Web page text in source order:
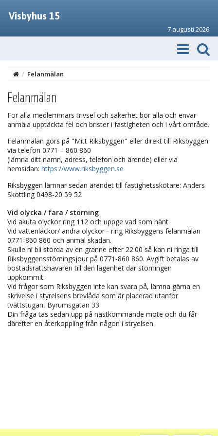
Visbyhus 15
7 augusti 2026
/ Felanmälan
Felanmälan
För alla medlemmars trivsel och säkerhet bör alla och envar
anmäla upptäckta fel och brister i fastigheten och i vårt område.
Felanmälan görs på "Mitt Riksbyggen" eller direkt till Riksbyggen
via telefon 0771 – 860 860
(lämna ditt namn, adress, telefon och ärende) eller via
hemsidan: https://www.riksbyggen.se
Riksbyggen lämnar sedan ärendet till fastighetsskötare: Anders
Skottling 0498-20 59 52
Vid olycka / fara / störning
Vid akuta olyckor ring 112 och uppge vad som hänt.
Vid vattenläckor/ andra olyckor - ring Riksbyggens felanmälan
0771-860 860 och anmäl skadan.
Skulle ni bli störda av en granne efter 22.00 så kan ni ringa till
Riksbyggensstörningsjour på 0771-860 860. Avgift betalas av
bostadsrättshavaren till den lägenhet där störningen
uppkommit.
Vid frågor som Riksbyggen inte kan svara på, lämna gärna en
skrivelse i styrelsens brevlåda som är placerad utanför
tvättstugan, Byrumsgatan 33.
Din fråga tas sedan upp på nästkommande möte och du får
därefter en återkoppling från någon i stryelsen.